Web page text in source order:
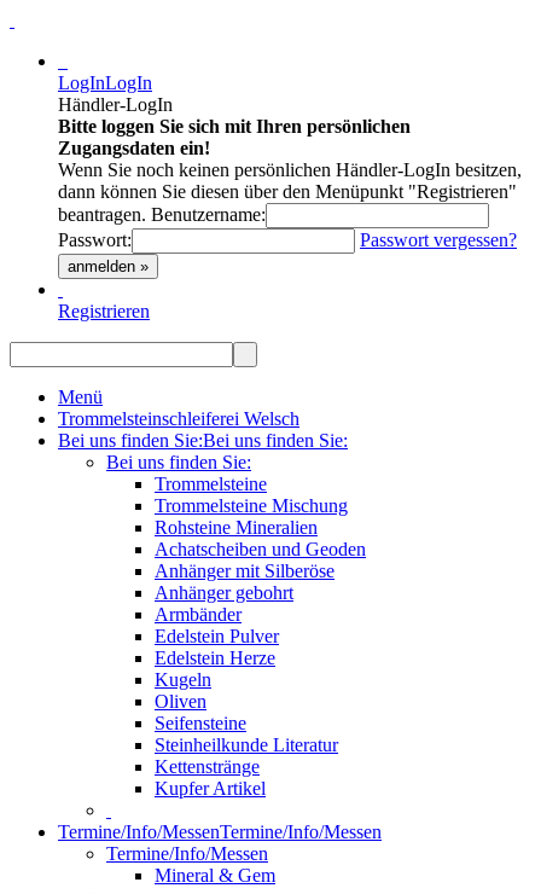
LogInLogIn
Händler-LogIn
Bitte loggen Sie sich mit Ihren persönlichen
Zugangsdaten ein!
Wenn Sie noch keinen persönlichen Händler-LogIn besitzen,
dann können Sie diesen über den Menüpunkt "Registrieren"
beantragen. Benutzername:
Passwort:
Passwort vergessen?
anmelden »
Registrieren
Menü
Trommelsteinschleiferei Welsch
Bei uns finden Sie:Bei uns finden Sie:
Bei uns finden Sie:
Trommelsteine
Trommelsteine Mischung
Rohsteine Mineralien
Achatscheiben und Geoden
Anhänger mit Silberöse
Anhänger gebohrt
Armbänder
Edelstein Pulver
Edelstein Herze
Kugeln
Oliven
Seifensteine
Steinheilkunde Literatur
Kettenstränge
Kupfer Artikel
Termine/Info/MessenTermine/Info/Messen
Termine/Info/Messen
Mineral & Gem